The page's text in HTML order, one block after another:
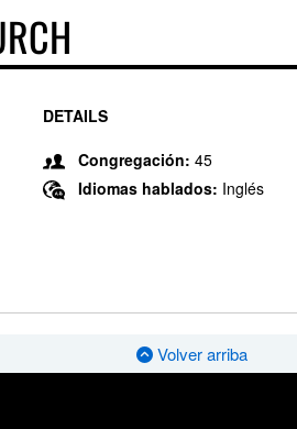
DETAILS
Congregación: 45
Idiomas hablados: Inglés
Volver arriba